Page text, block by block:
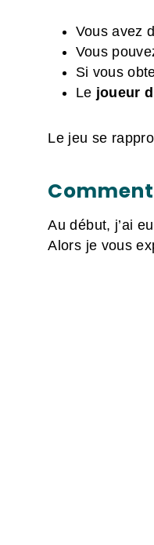
Vous avez
Vous
Si vous
Le joueur
Le jeu se
Comment
Au début, j’ai
Alors je vous